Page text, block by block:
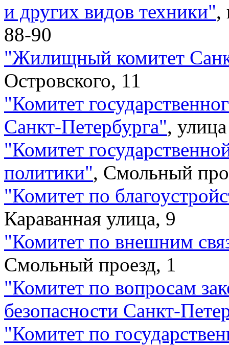
и других видов техники",
88-90
"Жилищный комитет
Островского, 11
"Комитет
Санкт-Петербурга",
"Комитет
политики", Смольный
"Комитет по
Караванная улица, 9
"Комитет по внешним
Смольный проезд, 1
"Комитет по вопросам
безопасности Санкт-
"Комитет по